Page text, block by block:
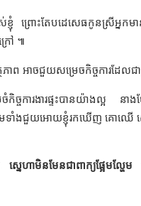
រោះតែបដេសេធកូនស្រីអ្នកមា
រៅ ៕
ព អាចជួយសម្រេចកិច្ចការដែលជា
ារងារផ្ទះបានយ៉ាងល្អ នាង
មទាំងជួយអោយខ្ញុំរកឃើញ គោឈើ
ាមិនមែនជាពាក្យផ្អែមល្ហែ